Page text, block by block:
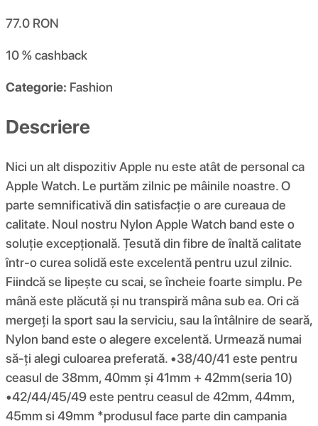
77.0 RON
10 %cashback
Categorie: Fashion
Descriere
Nici un alt dispozitiv Apple nu este atât de personal ca
Apple Watch. Le purtăm zilnic pe mâinile noastre. O
parte semnificativă din satisfacție o are cureaua de
calitate. Noul nostru Nylon Apple Watch band este o
soluție excepțională. Țesută din fibre de înaltă calitate
într-o curea solidă este excelentă pentru uzul zilnic.
Fiindcă se lipește cu scai, se încheie foarte simplu. Pe
mână este plăcută și nu transpiră mâna sub ea. Ori că
mergeți la sport sau la serviciu, sau la întâlnire de seară,
Nylon band este o alegere excelentă. Urmează numai
să-ți alegi culoarea preferată. •38/40/41 este pentru
ceasul de 38mm, 40mm și 41mm + 42mm(seria 10)
•42/44/45/49 este pentru ceasul de 42mm, 44mm,
45mm si 49mm *produsul face parte din campania